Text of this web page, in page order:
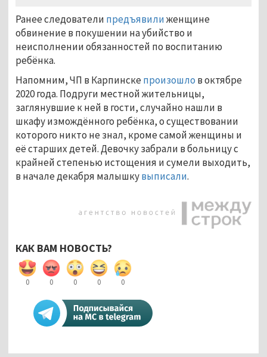
Ранее следователи предъявилиженщине
обвинение в покушении на убийство и
неисполнении обязанностей по воспитанию
ребёнка.
Напомним, ЧП в Карпинске произошло в октябре
2020 года. Подруги местной жительницы,
заглянувшие к ней в гости, случайно нашли в
шкафу измождённого ребёнка, о существовании
которого никто не знал, кроме самой женщины и
её старших детей. Девочку забрали в больницу с
крайней степенью истощения и сумели выходить,
в начале декабря малышкувыписали.
КАК ВАМ НОВОСТЬ?
0 0 0 0 0